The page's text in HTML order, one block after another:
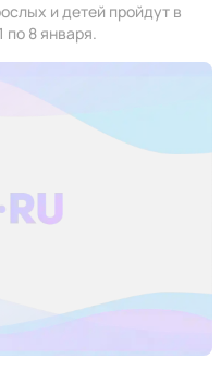
и детей пройдут в
по 8 января.